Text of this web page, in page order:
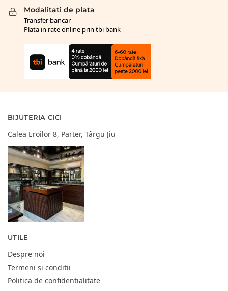
Modalitati de plata
Transfer bancar
Plata in rate online prin tbi bank
BIJUTERIA CICI
Calea Eroilor 8, Parter, Târgu Jiu
UTILE
Despre noi
Termeni si conditii
Politica de confidentialitate